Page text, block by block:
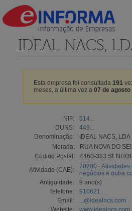
IDEAL NACS,
Esta empresa foi consultada 191
meses, a última vez a 07 de agosto
NIF:
514...
DUNS:
449...
Denominação:
IDEAL NACS, LDA
Morada:
RUA NOVA DO
Código Postal:
4460-383
Atividade (CAE):
70200 -
negócios e outra
Antiguidade:
9 ano(s)
Telefone:
910621...
Email:
...@idealncs.com
Website:
www.idealncs.com